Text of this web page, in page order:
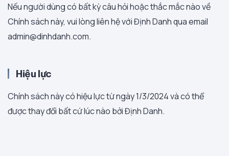
Nếu người dùng có bất kỳ câu hỏi hoặc thắc mắc nào về
Chính sách này, vui lòng liên hệ với Định Danh qua email
admin@dinhdanh.com.
Hiệu lực
Chính sách này có hiệu lực từ ngày 1/3/2024 và có thể
được thay đổi bất cứ lúc nào bởi Định Danh.